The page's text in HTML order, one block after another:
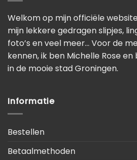
Welkom op mijn officiële
mijn lekkere gedragen slipjes,
foto’s en veel meer… Voor de
kennen, ik ben Michelle Rose en
in de mooie stad Groningen.
Informatie
Bestellen
Betaalmethoden